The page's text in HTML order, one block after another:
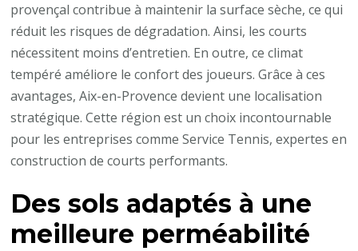
important
dans
la
construction
d’un
court
de
tennis
béton
poreux
provençal contribue à maintenir la surface sèche, ce qui
réduit les risques de dégradation. Ainsi, les courts
nécessitent moins d’entretien. En outre, ce climat
tempéré améliore le confort des joueurs. Grâce à ces
avantages, Aix-en-Provence devient une localisation
stratégique. Cette région est un choix incontournable
pour les entreprises comme Service Tennis, expertes en
construction de courts performants.
Des sols adaptés à une
meilleure perméabilité